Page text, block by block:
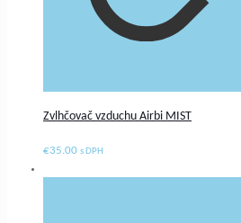
Zvlhčovač vzduchu Airbi MIST
€35.00 s DPH